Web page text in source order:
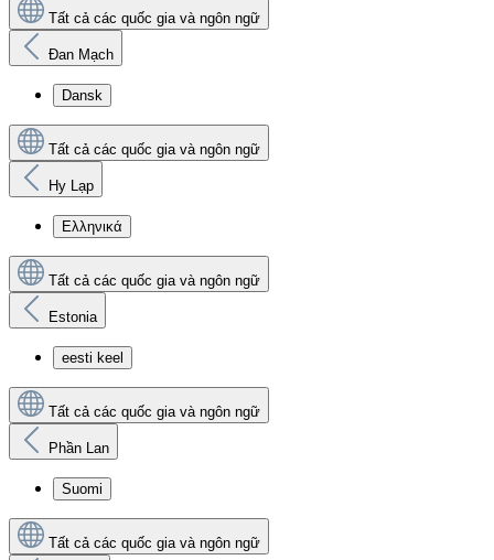
Tất cả các quốc gia và ngôn ngữ
Đan Mạch
Dansk
Tất cả các quốc gia và ngôn ngữ
Hy Lạp
Ελληνικά
Tất cả các quốc gia và ngôn ngữ
Estonia
eesti keel
Tất cả các quốc gia và ngôn ngữ
Phần Lan
Suomi
Tất cả các quốc gia và ngôn ngữ